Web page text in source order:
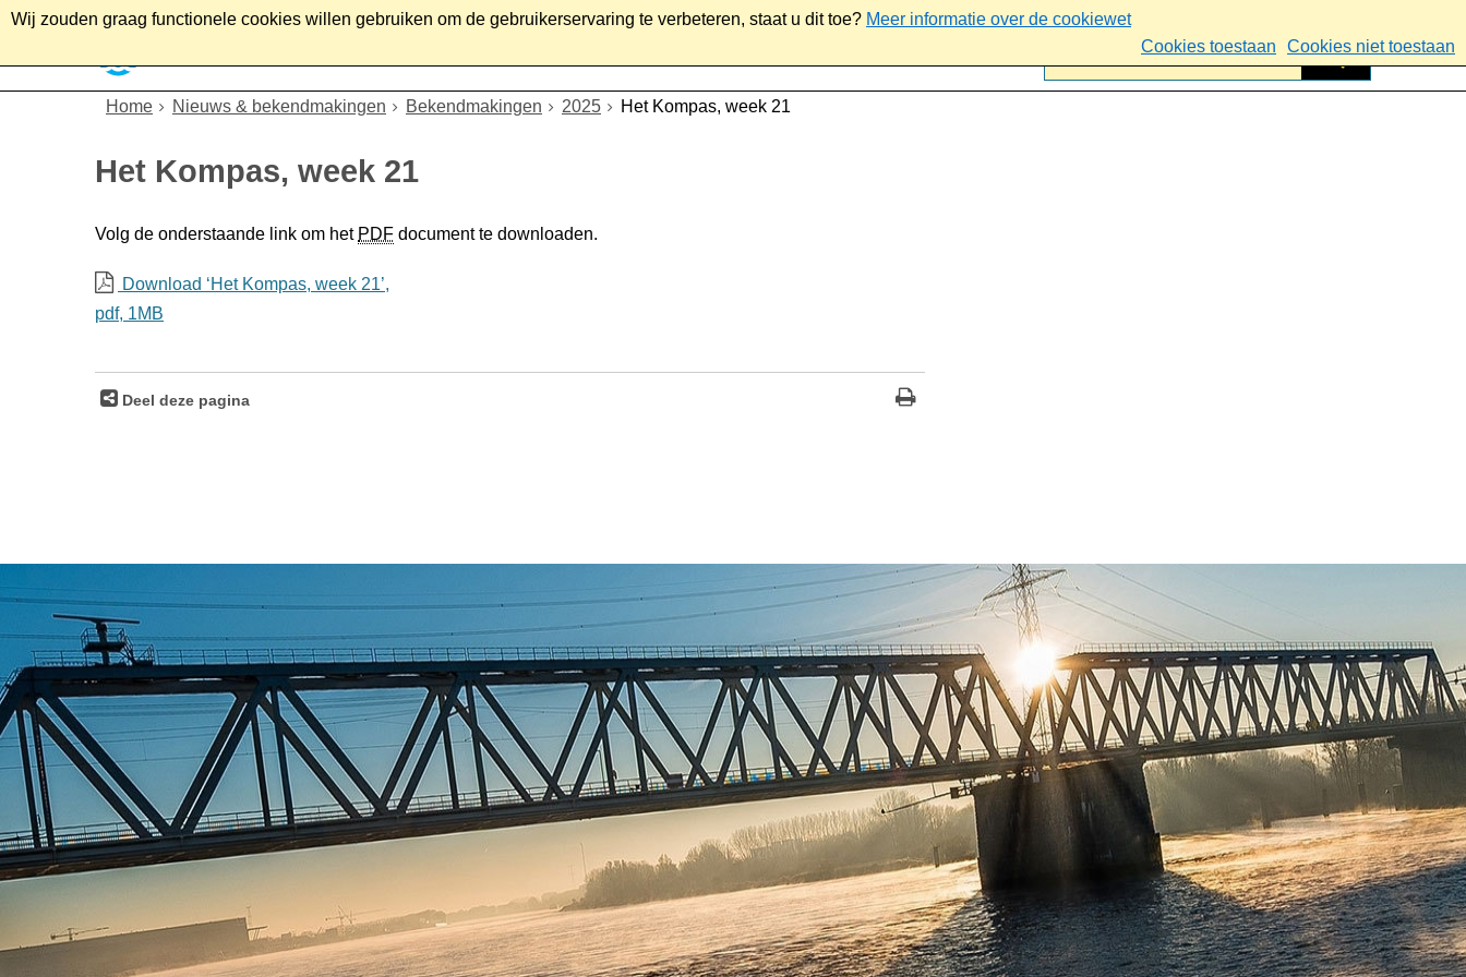
Wij zouden graag functionele cookies willen gebruiken om de gebruikerservaring te verbeteren, staat u dit toe? Meer informatie over de cookiewet
Cookies toestaan
Cookies niet toestaan
Home Nieuws & bekendmakingen Bekendmakingen 2025 Het Kompas, week 21
Het Kompas, week 21
Volg de onderstaande link om het PDF document te downloaden.
Download ‘Het Kompas, week 21’,
pdf, 1MB
Deel deze pagina